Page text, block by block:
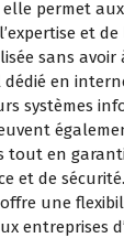
elle permet
et
sans
en
systèmes
tout en
et de
une
entreprises